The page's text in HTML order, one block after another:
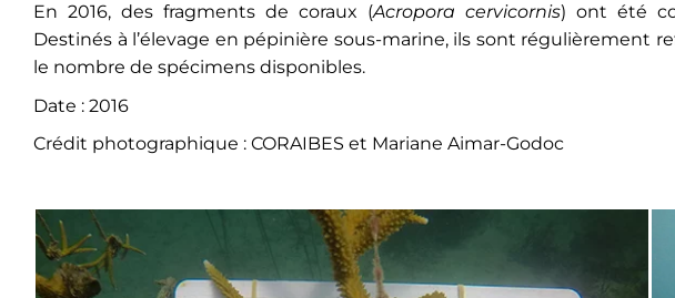
En 2016, des fragments de coraux (Acropora cervicornis) ont été
Destinés à l’élevage en pépinière sous-marine, ils sont régulièrement
le nombre de spécimens disponibles.
Date : 2016
Crédit photographique : CORAIBES et Mariane Aimar-Godoc